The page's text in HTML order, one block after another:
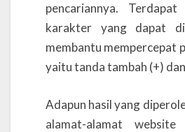
pencariannya.
karakter yang dapat
membantu mempercepat
yaitu tanda tambah (+)
Adapun hasil yang
alamat-alamat